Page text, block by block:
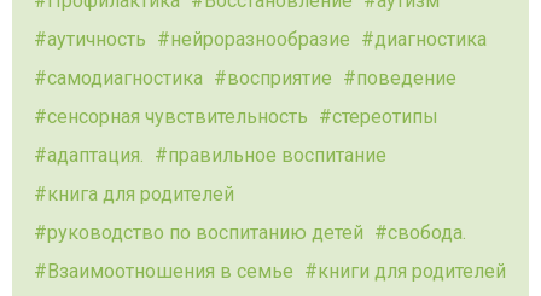
аутичность
нейроразнообразие
диагностика
самодиагностика
восприятие
поведение
сенсорная чувствительность
стереотипы
адаптация.
правильное воспитание
книга для родителей
руководство по воспитанию детей
свобода.
Взаимоотношения в семье
книги для родителей